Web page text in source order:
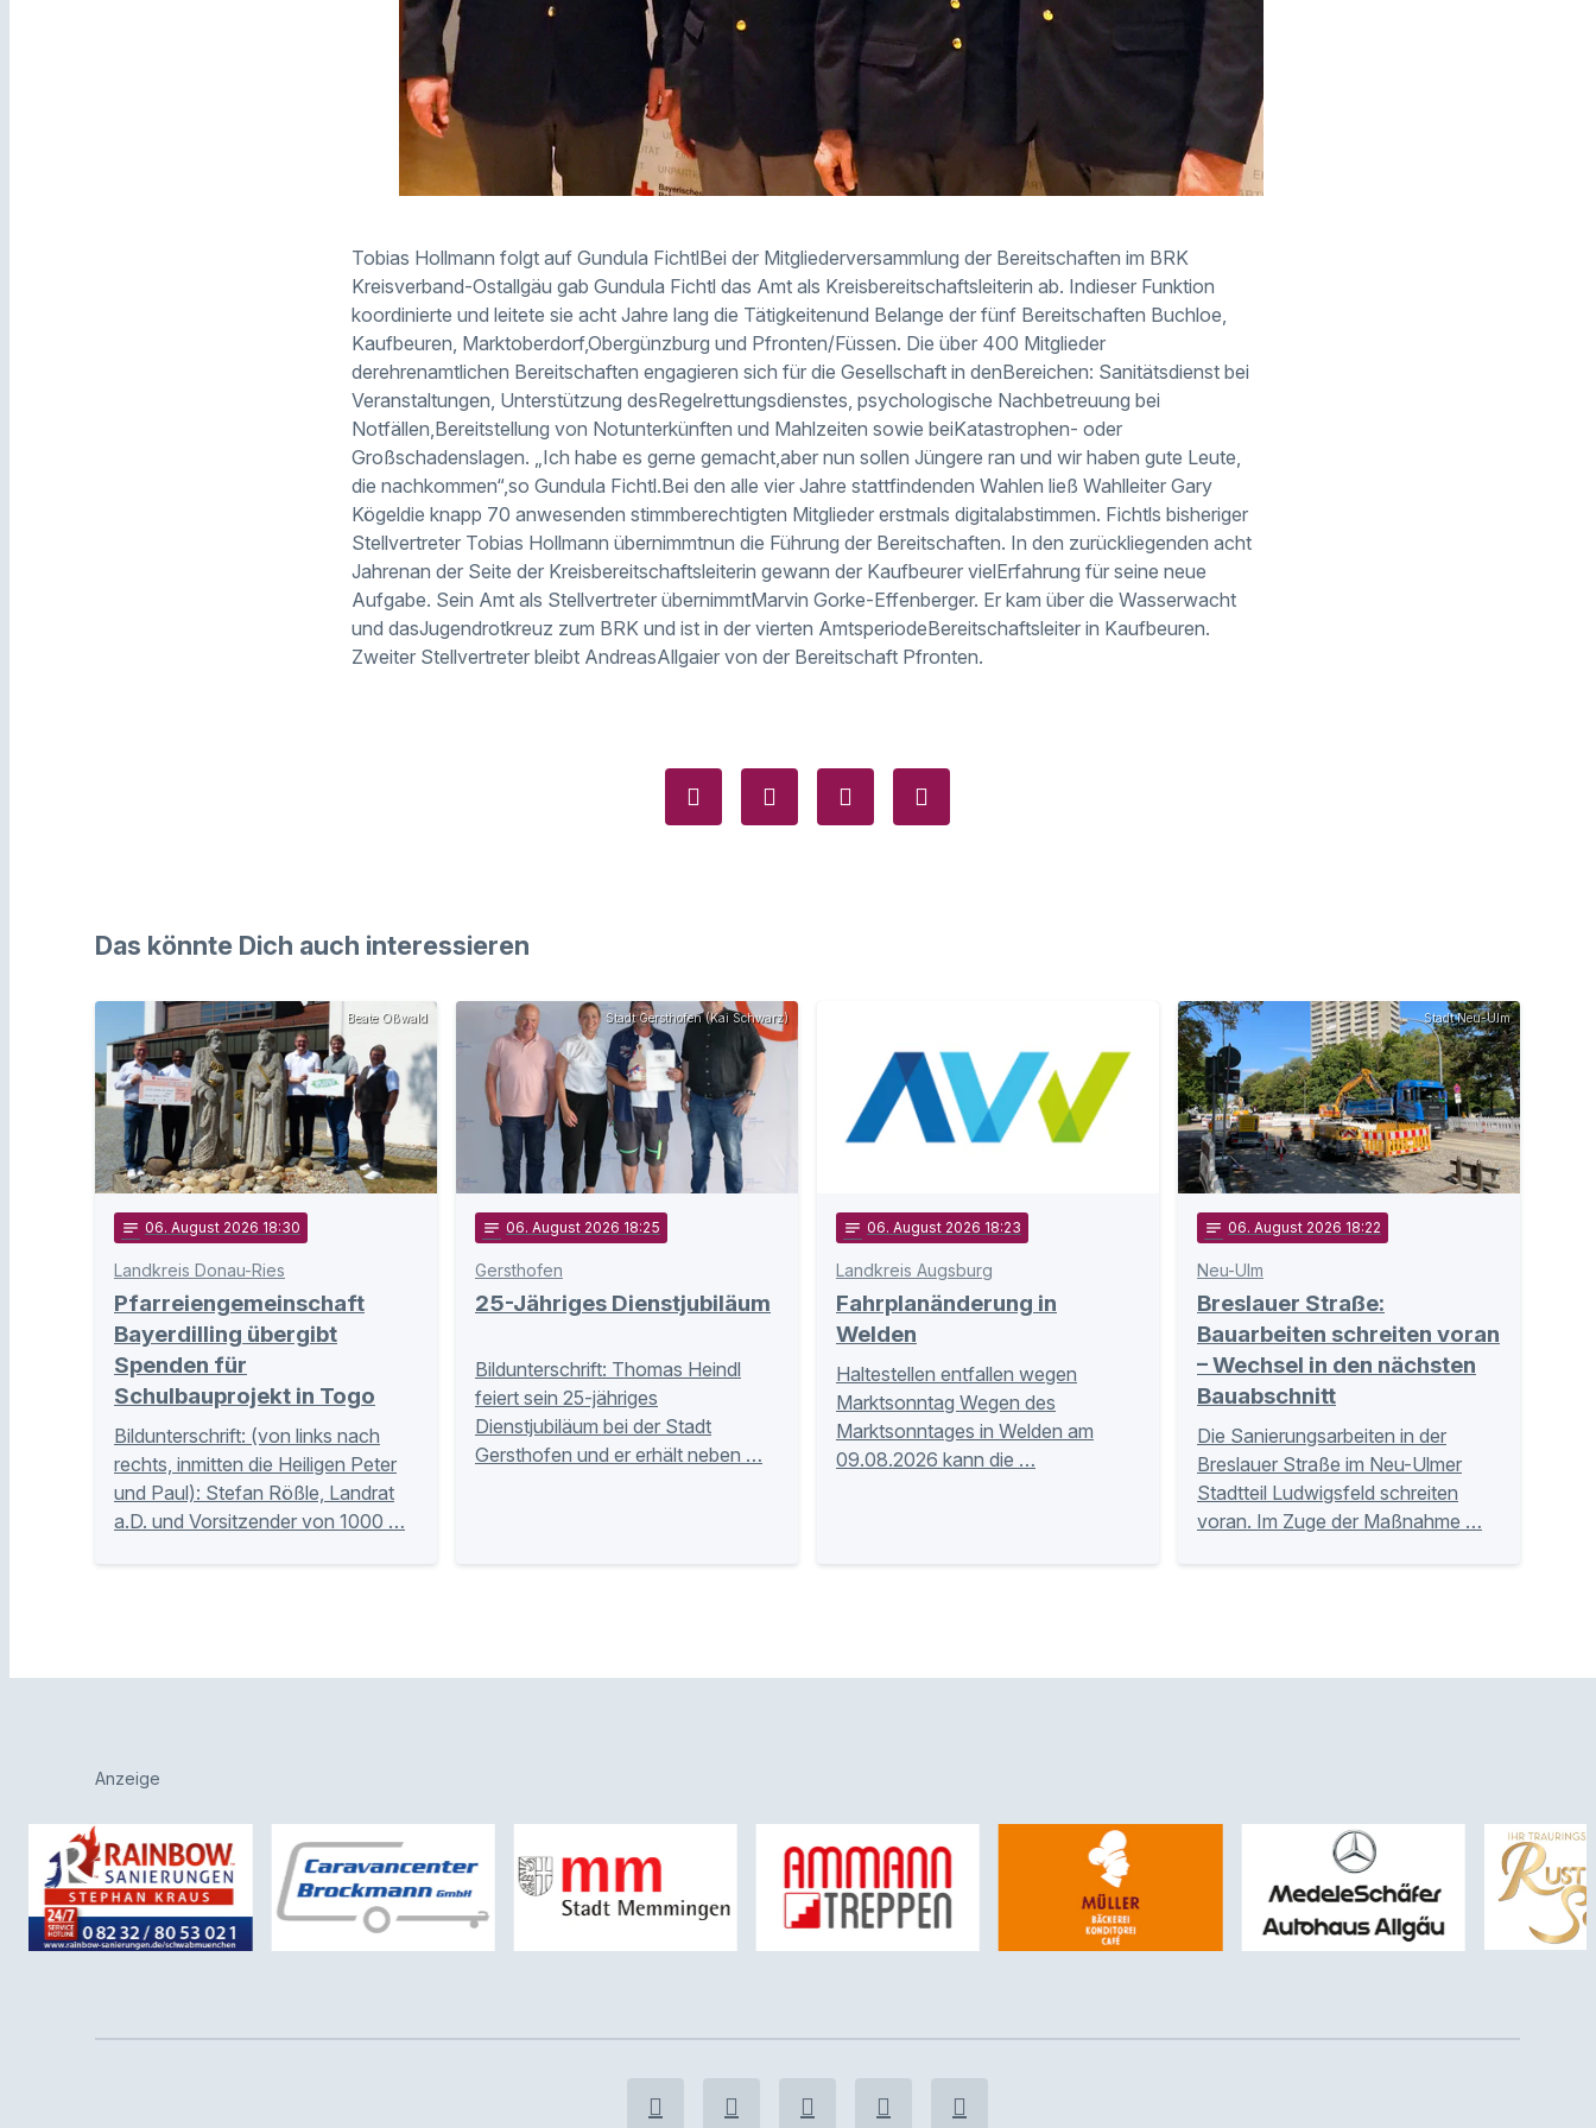
Tobias Hollmann folgt auf Gundula FichtlBei der Mitgliederversammlung der Bereitschaften im BRK
Kreisverband-Ostallgäu gab Gundula Fichtl das Amt als Kreisbereitschaftsleiterin ab. Indieser Funktion
koordinierte und leitete sie acht Jahre lang die Tätigkeitenund Belange der fünf Bereitschaften Buchloe,
Kaufbeuren, Marktoberdorf,Obergünzburg und Pfronten/Füssen. Die über 400 Mitglieder
derehrenamtlichen Bereitschaften engagieren sich für die Gesellschaft in denBereichen: Sanitätsdienst bei
Veranstaltungen, Unterstützung desRegelrettungsdienstes, psychologische Nachbetreuung bei
Notfällen,Bereitstellung von Notunterkünften und Mahlzeiten sowie beiKatastrophen- oder
Großschadenslagen. „Ich habe es gerne gemacht,aber nun sollen Jüngere ran und wir haben gute Leute,
die nachkommen“,so Gundula Fichtl.Bei den alle vier Jahre stattfindenden Wahlen ließ Wahlleiter Gary
Kögeldie knapp 70 anwesenden stimmberechtigten Mitglieder erstmals digitalabstimmen. Fichtls bisheriger
Stellvertreter Tobias Hollmann übernimmtnun die Führung der Bereitschaften. In den zurückliegenden acht
Jahrenan der Seite der Kreisbereitschaftsleiterin gewann der Kaufbeurer vielErfahrung für seine neue
Aufgabe. Sein Amt als Stellvertreter übernimmtMarvin Gorke-Effenberger. Er kam über die Wasserwacht
und dasJugendrotkreuz zum BRK und ist in der vierten AmtsperiodeBereitschaftsleiter in Kaufbeuren.
Zweiter Stellvertreter bleibt AndreasAllgaier von der Bereitschaft Pfronten.
Das könnte Dich auch interessieren
Beate Oßwald
notes 06. August 2026 18:30
Landkreis Donau-Ries
Pfarreiengemeinschaft
Bayerdilling übergibt
Spenden für
Schulbauprojekt in Togo
Bildunterschrift: (von links nach
rechts, inmitten die Heiligen Peter
und Paul): Stefan Rößle, Landrat
a.D. und Vorsitzender von 1000 …
Stadt Gersthofen (Kai Schwarz)
notes 06. August 2026 18:25
Gersthofen
25-Jähriges Dienstjubiläum
Bildunterschrift: Thomas Heindl
feiert sein 25-jähriges
Dienstjubiläum bei der Stadt
Gersthofen und er erhält neben …
notes 06. August 2026 18:23
Landkreis Augsburg
Fahrplanänderung in
Welden
Haltestellen entfallen wegen
Marktsonntag Wegen des
Marktsonntages in Welden am
09.08.2026 kann die …
Stadt Neu-Ulm
notes 06. August 2026 18:22
Neu-Ulm
Breslauer Straße:
Bauarbeiten schreiten voran
– Wechsel in den nächsten
Bauabschnitt
Die Sanierungsarbeiten in der
Breslauer Straße im Neu-Ulmer
Stadtteil Ludwigsfeld schreiten
voran. Im Zuge der Maßnahme …
Anzeige